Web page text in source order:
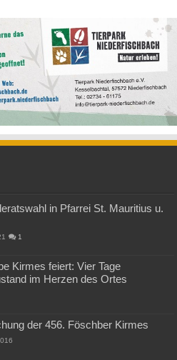
in Pfarrei St. Mauritius u.
1
Kirmes feiert: Vier Tage
im Herzen des Ortes
der 456. Föschber Kirmes